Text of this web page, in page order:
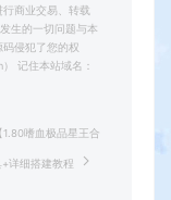
商业交易、转载
生的一切问题与本
侵犯了您的权
记住本站域名：
嗜血极品星王合
详细搭建教程